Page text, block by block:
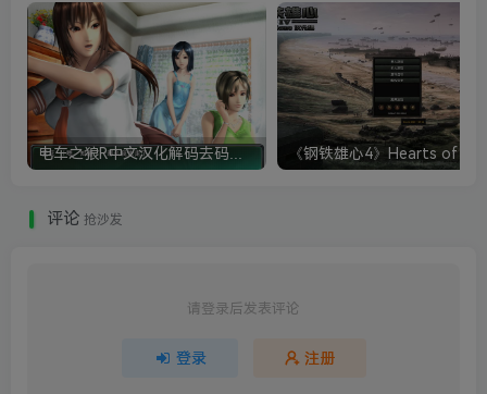
电车之狼R中文汉化解码去码硬盘完整破解版+MOD特典+全CG存档+攻略|修复卡顿
评论 抢沙发
请登录后发表评论
登录 注册